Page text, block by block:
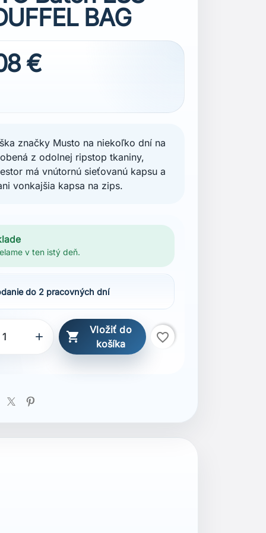
BAG
€
značky Musto na niekoľko dní na
z odolnej ripstop tkaniny,
má vnútornú sieťovanú kapsu a
vonkajšia kapsa na zips.
v ten istý deň.
do 2 pracovných dní
 
Vložiť do
košíka
favorite_border